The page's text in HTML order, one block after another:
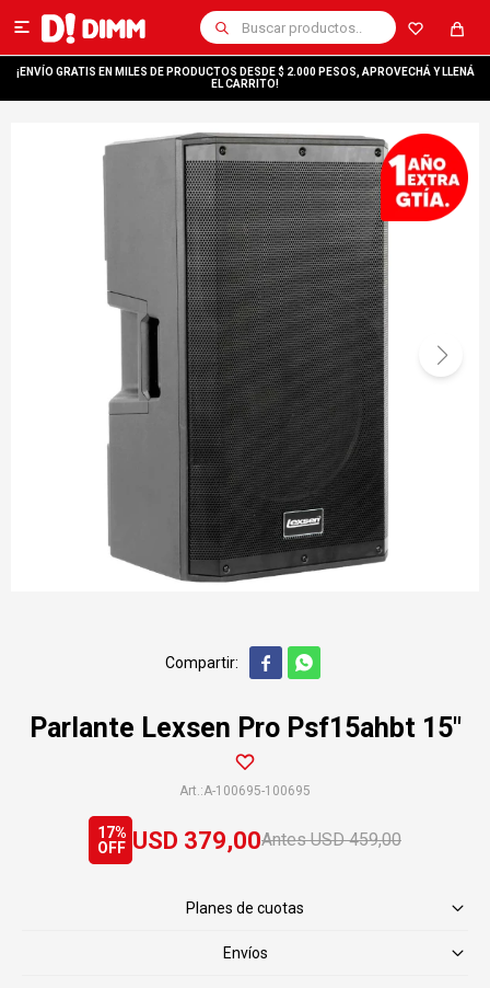

¡ENVÍO GRATIS EN MILES DE PRODUCTOS DESDE $ 2.000 PESOS, APROVECHÁ Y LLENÁ
EL CARRITO!
 
Parlante Lexsen Pro Psf15ahbt 15"
A-100695-100695
USD 379,00 USD 459,00
17
Planes de cuotas
Envíos